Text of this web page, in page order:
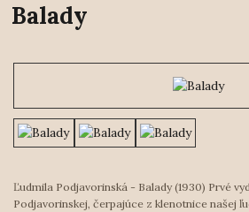
Balady
Ľudmila Podjavorinská - Balady (1930) Prvé
Podjavorinskej, čerpajúce z klenotnice našej